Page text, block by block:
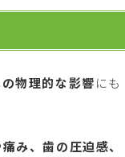
物理的な影響にも
み、歯の圧迫感、